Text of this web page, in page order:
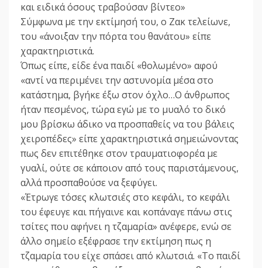
και ειδικά όσους τραβούσαν βίντεο»
Σύμφωνα με την εκτίμησή του, ο Ζακ τελείωνε,
του «άνοιξαν την πόρτα του θανάτου» είπε
χαρακτηριστικά.
Όπως είπε, είδε ένα παιδί «θολωμένο» αφού
«αντί να περιμένει την αστυνομία μέσα στο
κατάστημα, βγήκε έξω στον όχλο…Ο άνθρωπος
ήταν πεσμένος, τώρα εγώ με το μυαλό το δικό
μου βρίσκω άδικο να προσπαθείς να του βάλεις
χειροπέδες» είπε χαρακτηριστικά σημειώνοντας
πως δεν επιτέθηκε στον τραυματιοφορέα με
γυαλί, ούτε σε κάποιον από τους παριστάμενους,
αλλά προσπαθούσε να ξεφύγει.
«Έτρωγε τόσες κλωτσιές στο κεφάλι, το κεφάλι
του έφευγε και πήγαινε και κοπάναγε πάνω στις
τσίτες που αφήνει η τζαμαρία» ανέφερε, ενώ σε
άλλο σημείο εξέφρασε την εκτίμηση πως η
τζαμαρία του είχε σπάσει από κλωτσιά. «Το παιδί